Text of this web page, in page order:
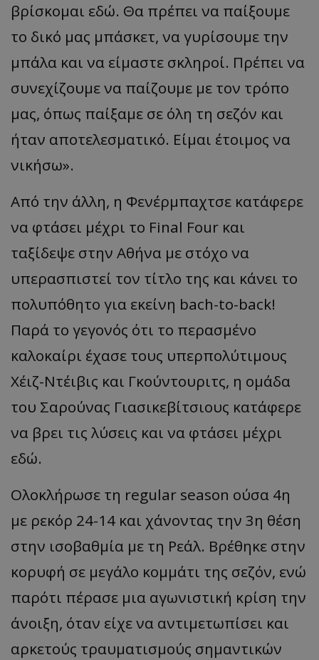
βρίσκομαι εδώ. Θα πρέπει να παίξουμε
το δικό μας μπάσκετ, να γυρίσουμε την
μπάλα και να είμαστε σκληροί. Πρέπει να
συνεχίζουμε να παίζουμε με τον τρόπο
μας, όπως παίξαμε σε όλη τη σεζόν και
ήταν αποτελεσματικό. Είμαι έτοιμος να
νικήσω».
Από την άλλη, η Φενέρμπαχτσε κατάφερε
να φτάσει μέχρι το Final Four και
ταξίδεψε στην Αθήνα με στόχο να
υπερασπιστεί τον τίτλο της και κάνει το
πολυπόθητο για εκείνη bach-to-back!
Παρά το γεγονός ότι το περασμένο
καλοκαίρι έχασε τους υπερπολύτιμους
Χέιζ-Ντέιβις και Γκούντουριτς, η ομάδα
του Σαρούνας Γιασικεβίτσιους κατάφερε
να βρει τις λύσεις και να φτάσει μέχρι
εδώ.
Ολοκλήρωσε τη regular season ούσα 4η
με ρεκόρ 24-14 και χάνοντας την 3η θέση
στην ισοβαθμία με τη Ρεάλ. Βρέθηκε στην
κορυφή σε μεγάλο κομμάτι της σεζόν, ενώ
παρότι πέρασε μια αγωνιστική κρίση την
άνοιξη, όταν είχε να αντιμετωπίσει και
αρκετούς τραυματισμούς σημαντικών